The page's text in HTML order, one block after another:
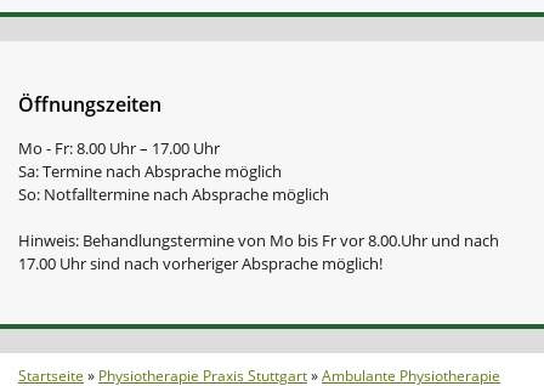
Öffnungszeiten
Mo - Fr: 8.00 Uhr – 17.00 Uhr
Sa: Termine nach Absprache möglich
So: Notfalltermine nach Absprache möglich
Hinweis: Behandlungstermine von Mo bis Fr vor 8.00.Uhr und nach
17.00 Uhr sind nach vorheriger Absprache möglich!
Startseite » Physiotherapie Praxis Stuttgart»Ambulante Physiotherapie